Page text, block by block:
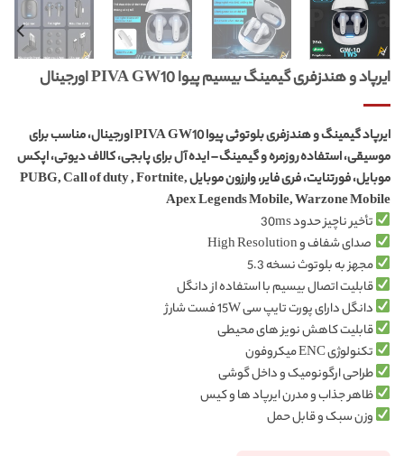
ایرپاد و هندزفری گیمینگ بیسیم پیوا PIVA GW10 اورجینال
ایرپاد گیمینگ و هندزفری بلوتوثی پیوا PIVA GW10 اورجینال، مناسب برای
موسیقی، استفاده روزمره و گیمینگ – ایده آل برای پابجی، کالاف دیوتی، اپکس
موبایل، فورتنایت، فری فایر، وارزون موبایل PUBG, Call of duty , Fortnite,
Apex Legends Mobile, Warzone Mobile
تأخیر ناچیز حدود 30ms
صدای شفاف و High Resolution
مجهز به بلوتوث نسخه 5.3
قابلیت اتصال بیسیم با استفاده از دانگل
دانگل دارای پورت تایپ سی 15W فست شارژ
قابلیت کاهش نویز های محیطی
تکنولوژی ENC میکروفون
طراحی ارگونومیک و داخل گوشی
ظاهر جذاب و مدرن ایرپاد ها و کیس
وزن سبک و قابل حمل